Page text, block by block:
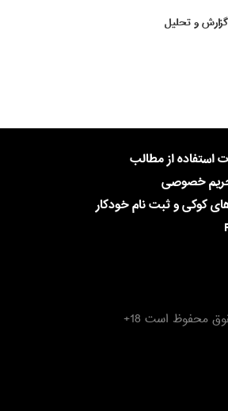
گزارش و تحلیل
استفاده از مطالب
خصوصی
کوکی و ثبت نام خودکار